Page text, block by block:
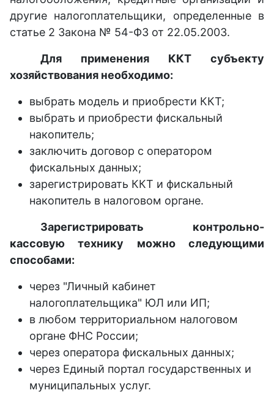
другие налогоплательщики, определенные в
статье 2 Закона № 54-ФЗ от 22.05.2003.
Для применения ККТ субъекту
хозяйствования необходимо:
выбрать модель и приобрести ККТ;
выбрать и приобрести фискальный
накопитель;
заключить договор с оператором
фискальных данных;
зарегистрировать ККТ и фискальный
накопитель в налоговом органе.
Зарегистрировать контрольно-
кассовую технику можно следующими
способами:
через "Личный кабинет
налогоплательщика" ЮЛ или ИП;
в любом территориальном налоговом
органе ФНС России;
через оператора фискальных данных;
через Единый портал государственных и
муниципальных услуг.